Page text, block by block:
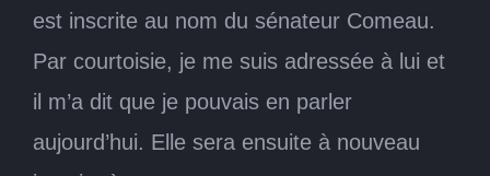
est inscrite au nom du sénateur Comeau.
Par courtoisie, je me suis adressée à lui et
il m’a dit que je pouvais en parler
aujourd’hui. Elle sera ensuite à nouveau